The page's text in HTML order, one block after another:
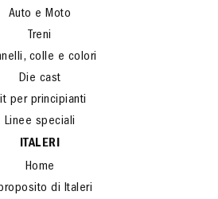
Auto e Moto
Treni
colle e colori
Die cast
per principianti
Linee speciali
ITALERI
Home
di Italeri